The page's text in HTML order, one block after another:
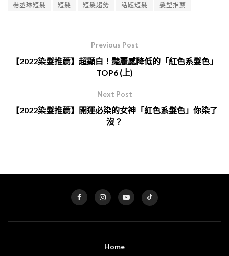
楊丞琳短髮
短髮 短髮趨勢 話題短髮 髮型推薦
Previous Post
【2022染髮推薦】超顯白！豔麗感降低的「紅色系髮色」
TOP6 (上)
Next Post
【2022染髮推薦】開運必染的女神「紅色系髮色」你染了
沒？
Home